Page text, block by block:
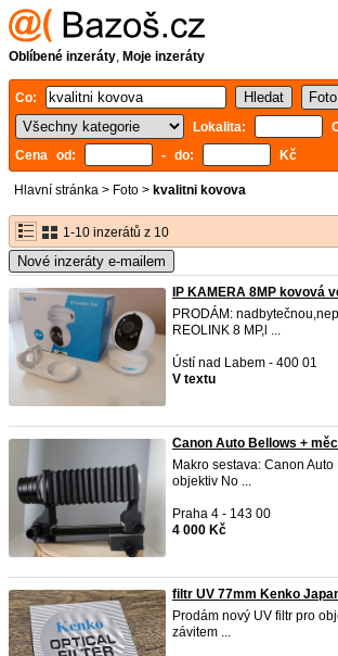
Oblíbené inzeráty, Moje inzeráty
Co:
Lokalita:
Cena od:
- do: Kč
Hlavní stránka > Foto > kvalitni kovova
1-10 inzerátů z 10
Nové inzeráty e-mailem
IP KAMERA 8MP kovová
PRODÁM:
REOLINK 8 MP,l ...
Ústí nad Labem - 400 01
V textu
Canon Auto Bellows +
Makro sestava: Canon
objektiv No ...
Praha 4 - 143 00
4 000 Kč
filtr UV 77mm Kenko
Prodám nový UV filtr pro
závitem ...